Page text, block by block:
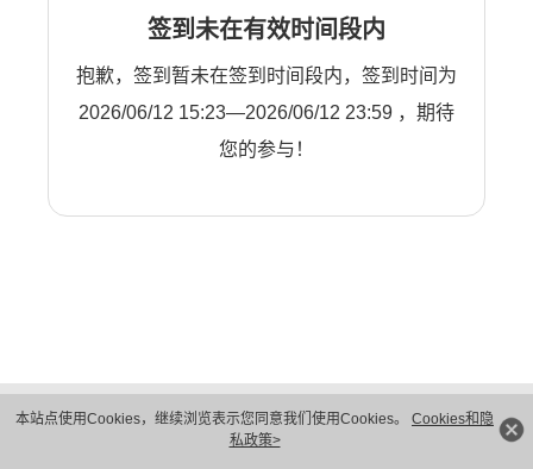
本站点使用Cookies，继续浏览表示您同意我们使用Cookies。 Cookies和隐
私政策>
签到未在有效时间段内
抱歉，签到暂未在签到时间段内，签到时间为
2026/06/12 15:23—2026/06/12 23:59 ，期待
您的参与！
隐私保护
法律声明